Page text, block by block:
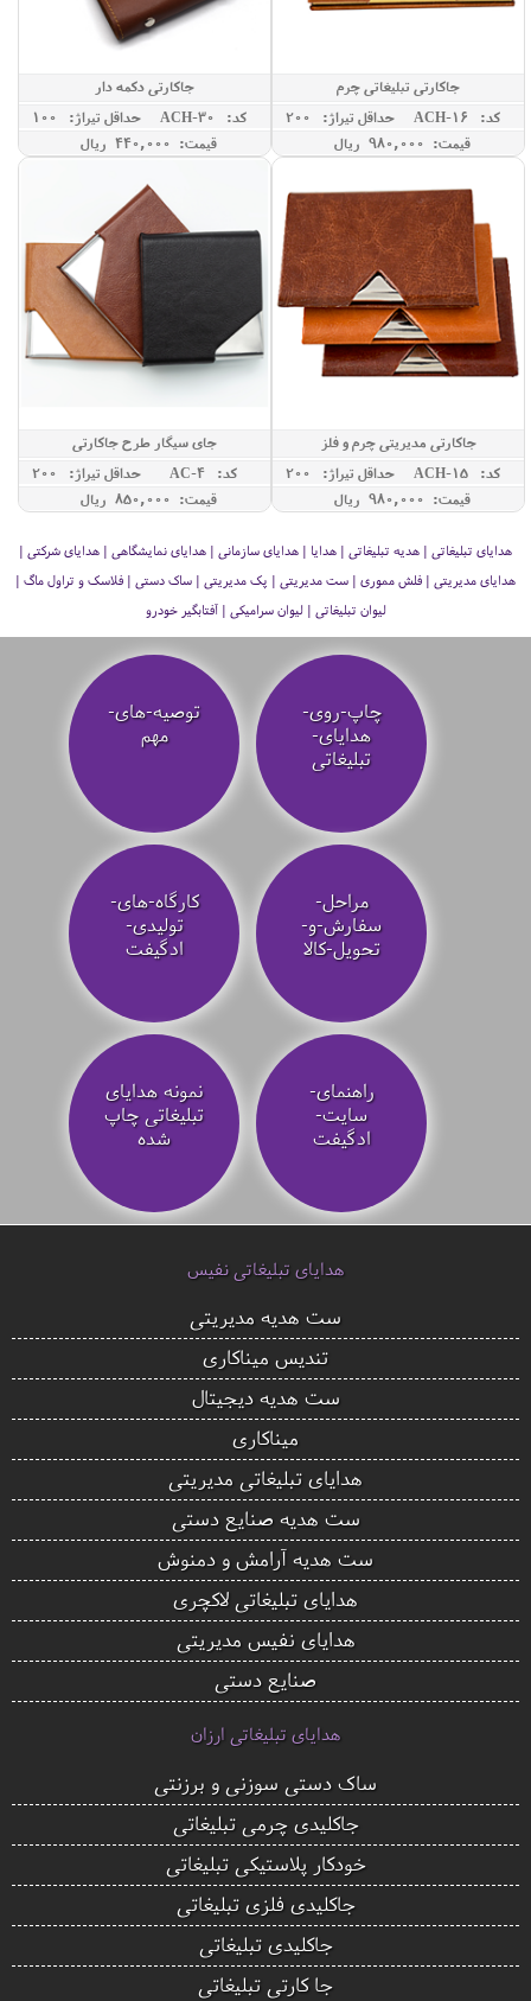
جاکارتی تبلیغاتی چرم
کد: ACH-16
حداقل تيراژ: 200
قیمت: 980,000 ريال
جاکارتی دکمه دار
کد: ACH-30
حداقل تيراژ: 100
قیمت: 440,000 ريال
جاکارتی مدیریتی چرم و فلز
کد: ACH-15
حداقل تيراژ: 200
قیمت: 980,000 ريال
جای سیگار طرح جاکارتی
کد: AC-4
حداقل تيراژ: 200
قیمت: 850,000 ريال
هدایای تبلیغاتی | هدیه تبلیغاتی | هدایا | هدایای سازمانی | هدایای نمایشگاهی | هدایای شرکتی |
هدایای مدیریتی | فلش مموری | ست مدیریتی | پک مدیریتی | ساک دستی | فلاسک و تراول ماگ |
لیوان تبلیغاتی | لیوان سرامیکی | آفتابگیر خودرو
چاپ-روی-
هدایای-
تبلیغاتی
توصیه‌-های-
مهم
مراحل-
سفارش-و-
تحویل-کالا
کارگاه-های-
تولیدی-
ادگیفت
راهنمای-
سایت-
ادگیفت
نمونه هدایای
تبلیغاتی چاپ
شده
هدایای تبلیغاتی نفیس
ست هدیه مدیریتی
تندیس میناکاری
ست هدیه دیجیتال
میناکاری
هدایای تبلیغاتی مدیریتی
ست هدیه صنایع دستی
ست هدیه آرامش و دمنوش
هدایای تبلیغاتی لاکچری
هدایای نفیس مدیریتی
صنایع دستی
هدایای تبلیغاتی ارزان
ساک دستی سوزنی و برزنتی
جاکلیدی چرمی تبلیغاتی
خودکار پلاستیکی تبلیغاتی
جاکلیدی فلزی تبلیغاتی
جاکلیدی تبلیغاتی
جا کارتی تبلیغاتی